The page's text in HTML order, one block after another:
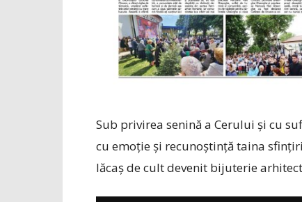
Sub privirea senină a Cerului și cu
cu emoție și recunoștință taina
lăcaș de cult devenit bijuterie